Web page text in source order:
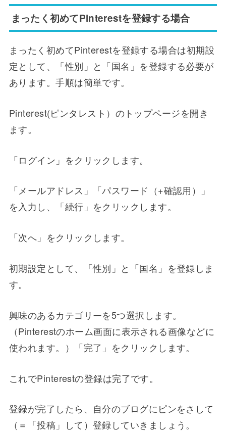
まったく初めてPinterestを登録する場合
まったく初めてPinterestを登録する場合は初期設
定として、「性別」と「国名」を登録する必要が
あります。手順は簡単です。
Pinterest(ピンタレスト）のトップページを開き
ます。
「ログイン」をクリックします。
「メールアドレス」「パスワード（+確認用）」
を入力し、「続行」をクリックします。
「次へ」をクリックします。
初期設定として、「性別」と「国名」を登録しま
す。
興味のあるカテゴリーを5つ選択します。
（Pinterestのホーム画面に表示される画像などに
使われます。）「完了」をクリックします。
これでPinterestの登録は完了です。
登録が完了したら、自分のブログにピンをさして
（＝「投稿」して）登録していきましょう。